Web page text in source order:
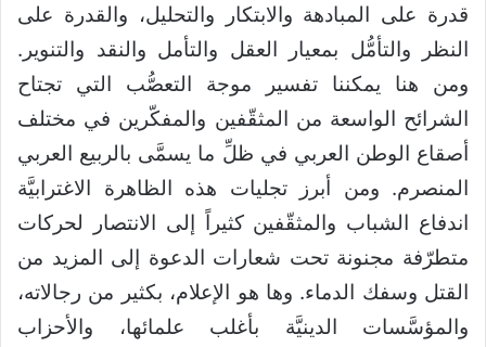
قدرة على المبادهة والابتكار والتحليل، والقدرة على
النظر والتأمُّل بمعيار العقل والتأمل والنقد والتنوير.
ومن هنا يمكننا تفسير موجة التعصُّب التي تجتاح
الشرائح الواسعة من المثقّفين والمفكّرين في مختلف
أصقاع الوطن العربي في ظلِّ ما يسمَّى بالربيع العربي
المنصرم. ومن أبرز تجليات هذه الظاهرة الاغترابيَّة
اندفاع الشباب والمثقّفين كثيراً إلى الانتصار لحركات
متطرّفة مجنونة تحت شعارات الدعوة إلى المزيد من
القتل وسفك الدماء. وها هو الإعلام، بكثير من رجالاته،
والمؤسَّسات الدينيَّة بأغلب علمائها، والأحزاب